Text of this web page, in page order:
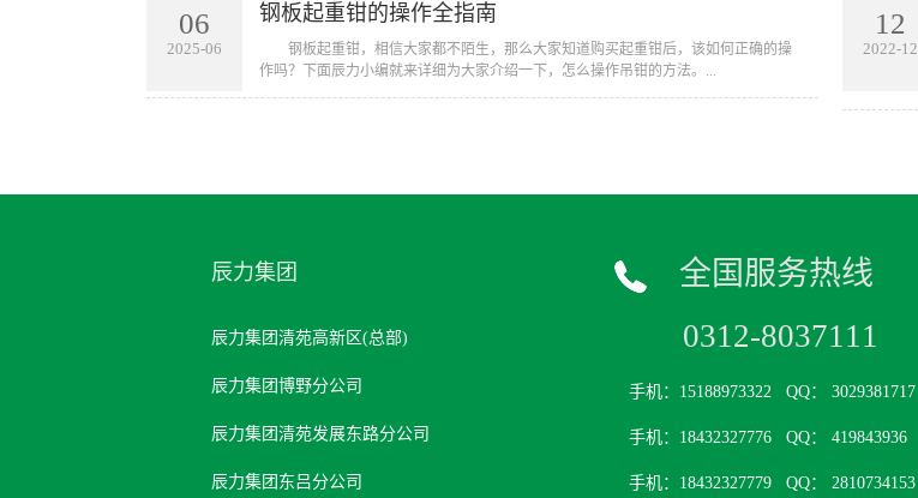
06
2025-06
钢板起重钳的操作全指南
​ 钢板起重钳，相信大家都不陌生，那么大家知道购买起重钳后，该如何正确的操
作吗？下面辰力小编就来详细为大家介绍一下，怎么操作吊钳的方法。...
12
2022-12
辰力集团
辰力集团清苑高新区(总部)
辰力集团博野分公司
辰力集团清苑发展东路分公司
辰力集团东吕分公司
全国服务热线
0312-8037111
手机：15188973322 QQ： 3029381717
手机：18432327776QQ： 419843936
手机：18432327779QQ： 2810734153